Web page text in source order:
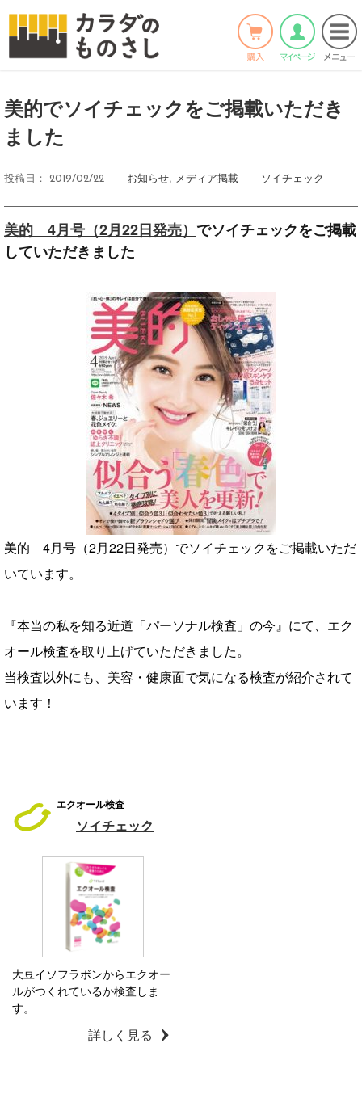
ホーム > お知らせ>
Twitter LINE
美的でソイチェックをご掲載いただき
ました
投稿日： 2019/02/22 -お知らせ, メディア掲載 -ソイチェック
美的 4月号（2月22日発売） でソイチェックをご掲載
していただきました
美的 4月号（2月22日発売）でソイチェックをご掲載いただ
いています。
『本当の私を知る近道「パーソナル検査」の今』にて、エク
オール検査を取り上げていただきました。
当検査以外にも、美容・健康面で気になる検査が紹介されて
います！
エクオール検査
ソイチェック
大豆イソフラボンからエクオー
ルがつくれているか検査しま
す。
詳しく見る